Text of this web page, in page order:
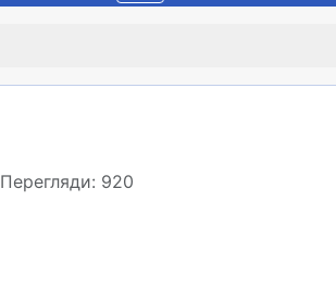
Перегляди: 920